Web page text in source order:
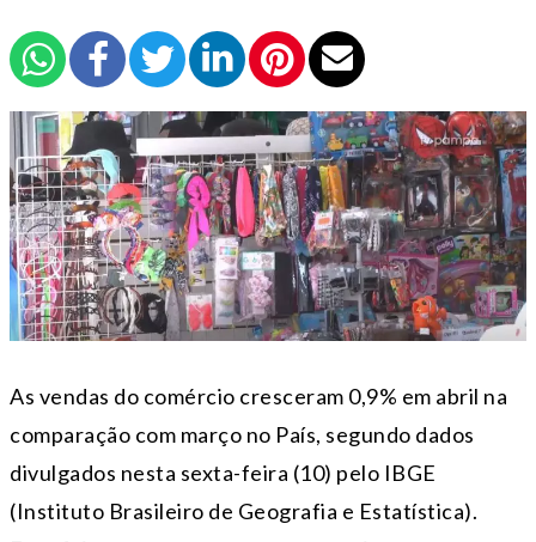
As vendas do comércio cresceram 0,9% em abril na
comparação com março no País, segundo dados
divulgados nesta sexta-feira (10) pelo IBGE
(Instituto Brasileiro de Geografia e Estatística).